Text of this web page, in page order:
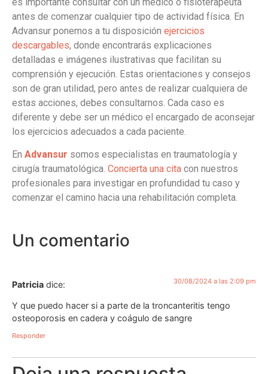
antes de comenzar cualquier tipo de actividad física. En
Advansur ponemos a tu disposición ejercicios
descargables, donde encontrarás explicaciones
detalladas e imágenes ilustrativas que facilitan su
comprensión y ejecución. Estas orientaciones y consejos
son de gran utilidad, pero antes de realizar cualquiera de
estas acciones, debes consultarnos. Cada caso es
diferente y debe ser un médico el encargado de aconsejar
los ejercicios adecuados a cada paciente.
En Advansur somos especialistas en traumatología y
cirugía traumatológica. Concierta una cita con nuestros
profesionales para investigar en profundidad tu caso y
comenzar el camino hacia una rehabilitación completa.
Un comentario
Patricia dice: 30/08/2024 a las 2:09 pm
Y que puedo hacer si a parte de la troncanteritis tengo
osteoporosis en cadera y coágulo de sangre
Responder